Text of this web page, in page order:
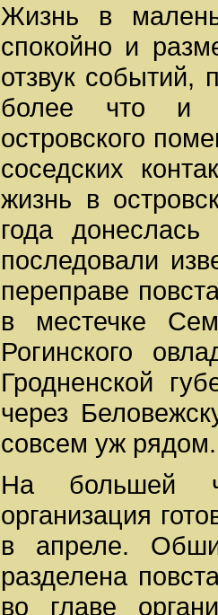
Жизнь в
спокойно и
отзвук
более что и
островского
соседских
жизнь в
года
последовали
переправе
в местечке
Рогинского
Гродненской
через
совсем уж рядом.
На большей
организация
в апреле.
разделена
во главе